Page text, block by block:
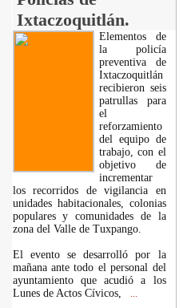
Ixtaczoquitlán.
Elementos de
la policía
preventiva de
Ixtaczoquitlán
recibieron seis
patrullas para
el
reforzamiento
del equipo de
trabajo, con el
objetivo de
incrementar
los recorridos de vigilancia en
unidades habitacionales, colonias
populares y comunidades de la
zona del Valle de Tuxpango.
El evento se desarrolló por la
mañana ante todo el personal del
ayuntamiento que acudió a los
Lunes de Actos Cívicos,